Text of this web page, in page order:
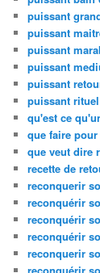
puissant
puissant
puissant
puissant
puissant
puissant
qu'est ce
que faire
que veut dire
recette de
reconquerir
reconquérir
reconquérir
reconquérir
reconquerir